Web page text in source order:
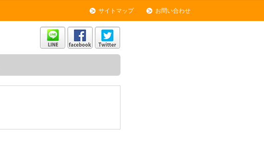
サイトマップ お問い合わせ